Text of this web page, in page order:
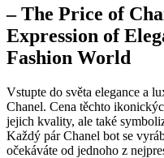
– The Price of
Expression of
Fashion World
Vstupte do⁢ světa elegance⁤ a
Chanel.​ Cena těchto
jejich kvality, ale⁢ také
Každý pár Chanel bot se
očekáváte od jednoho z